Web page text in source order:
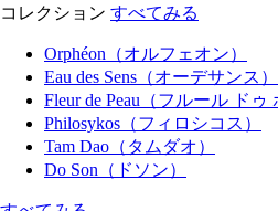
コレクション すべてみる
Orphéon（オルフェオン）
Eau des Sens（オーデサンス）
Fleur de Peau（フルール ドゥ
Philosykos（フィロシコス）
Tam Dao（タムダオ）
Do Son（ドソン）